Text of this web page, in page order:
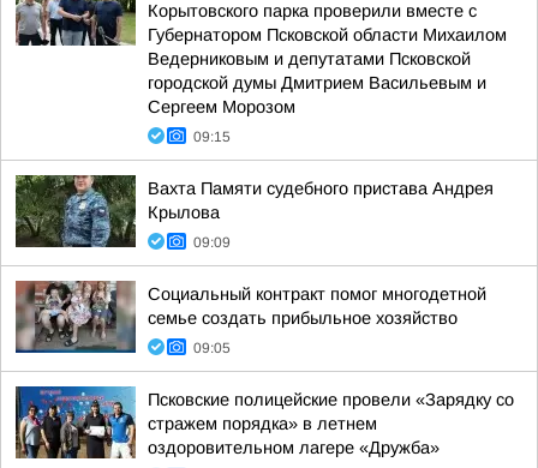
Корытовского парка проверили вместе с
Губернатором Псковской области Михаилом
Ведерниковым и депутатами Псковской
городской думы Дмитрием Васильевым и
Сергеем Морозом
09:15
Вахта Памяти судебного пристава Андрея
Крылова
09:09
Социальный контракт помог многодетной
семье создать прибыльное хозяйство
09:05
Псковские полицейские провели «Зарядку со
стражем порядка» в летнем
оздоровительном лагере «Дружба»